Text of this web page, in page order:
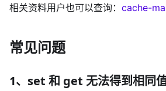
相关资料用户也可以查询： cache-
常见问题
1、set 和 get 无法得到相同值